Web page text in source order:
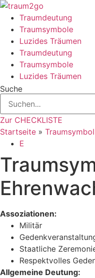
Zum
Inhalt
springen
Traumdeutung
Traumsymbole
Luzides Träumen
Traumdeutung
Traumsymbole
Luzides Träumen
Suche
Zur CHECKLISTE
Startseite » Traumsymbol
E
Assoziationen:
Militär
Staatliche
Respektvolles
Allgemeine Deutung: